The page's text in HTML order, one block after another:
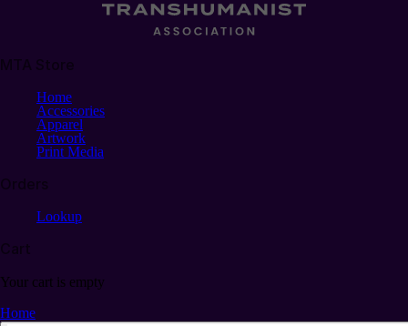
Home
Accessories
Apparel
Artwork
Print Media
Lookup
Your cart is empty
Home